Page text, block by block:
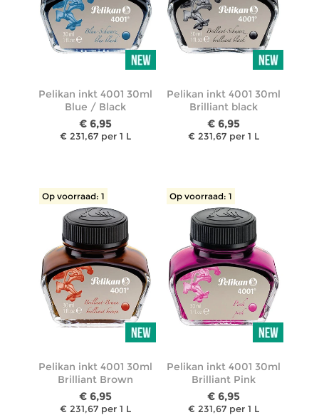
Pelikan inkt 4001 30ml
Blue / Black
€ 6,95
€ 231,67 per 1 L
Pelikan inkt 4001 30ml
Brilliant black
€ 6,95
€ 231,67 per 1 L
Op voorraad: 1
Pelikan inkt 4001 30ml
Brilliant Brown
€ 6,95
€ 231,67 per 1 L
Op voorraad: 1
Pelikan inkt 4001 30ml
Brilliant Pink
€ 6,95
€ 231,67 per 1 L